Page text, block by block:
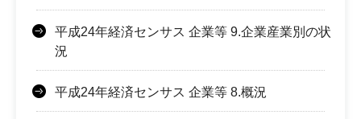
平成24年経済センサス 企業等 9.企業産業別の状
況
平成24年経済センサス 企業等 8.概況